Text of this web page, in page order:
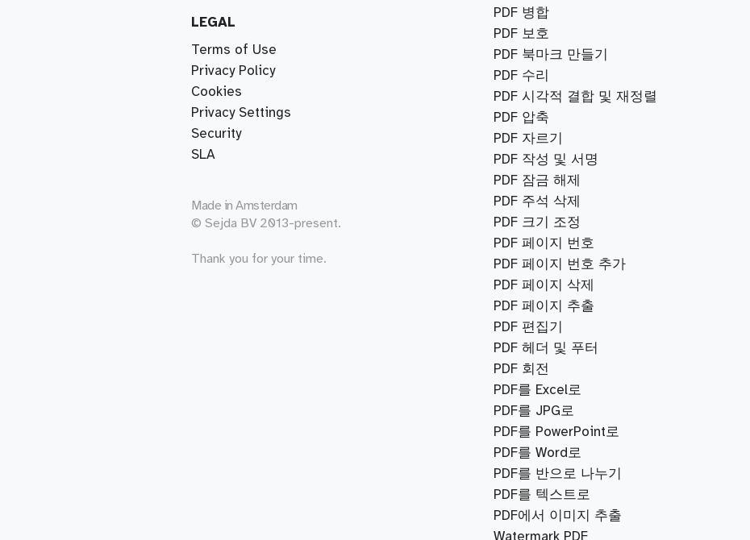
LEGAL
Terms of Use
Privacy Policy
Cookies
Privacy Settings
Security
SLA
Made in Amsterdam
© Sejda BV 2013-present.
Thank you for your time.
PDF 병합
PDF 보호
PDF 북마크 만들기
PDF 수리
PDF 시각적 결합 및 재정렬
PDF 압축
PDF 자르기
PDF 작성 및 서명
PDF 잠금 해제
PDF 주석 삭제
PDF 크기 조정
PDF 페이지 번호
PDF 페이지 번호 추가
PDF 페이지 삭제
PDF 페이지 추출
PDF 편집기
PDF 헤더 및 푸터
PDF 회전
PDF를 Excel로
PDF를 JPG로
PDF를 PowerPoint로
PDF를 Word로
PDF를 반으로 나누기
PDF를 텍스트로
PDF에서 이미지 추출
Watermark PDF